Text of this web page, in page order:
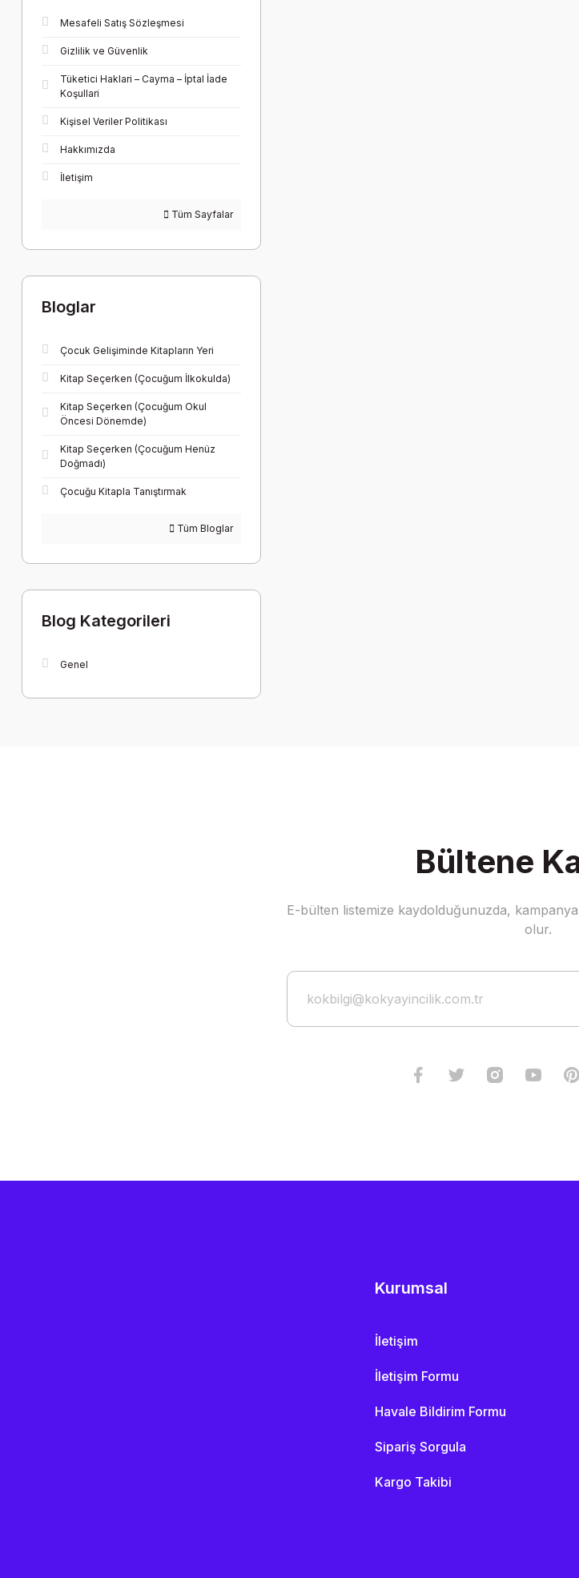
Mesafeli Satış Sözleşmesi
Gizlilik ve Güvenlik
Tüketici Haklari – Cayma – İptal İade
Koşullari
Kişisel Veriler Politikası
Hakkımızda
İletişim
Tüm Sayfalar
Bloglar
Çocuk Gelişiminde Kitapların Yeri
Kitap Seçerken (Çocuğum İlkokulda)
Kitap Seçerken (Çocuğum Okul
Öncesi Dönemde)
Kitap Seçerken (Çocuğum Henüz
Doğmadı)
Çocuğu Kitapla Tanıştırmak
Tüm Bloglar
Blog Kategorileri
Genel
Bültene
E-bülten listemize kaydolduğunuzda,
olur.
Kurumsal
İletişim
İletişim Formu
Havale Bildirim Formu
Sipariş Sorgula
Kargo Takibi